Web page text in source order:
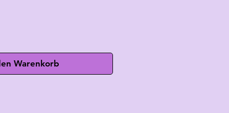
Warenkorb